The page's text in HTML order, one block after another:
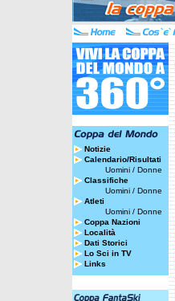
Notizie
Calendario/Risultati
Uomini / Donne
Classifiche
Uomini / Donne
Atleti
Uomini / Donne
Coppa Nazioni
Località
Dati Storici
Lo Sci in TV
Links